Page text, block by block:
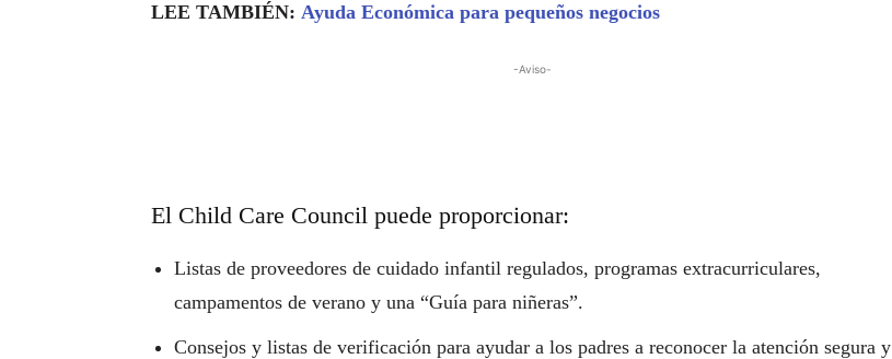
LEE TAMBIÉN: Ayuda Económica para pequeños negocios
-Aviso-
El Child Care Council puede proporcionar:
Listas de proveedores de cuidado infantil regulados, programas extracurriculares,
campamentos de verano y una “Guía para niñeras”.
Consejos y listas de verificación para ayudar a los padres a reconocer la atención segura y